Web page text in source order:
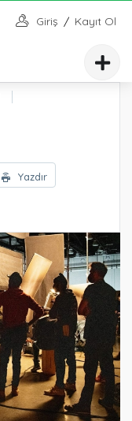
Giriş / Kayıt Ol
Yazdır